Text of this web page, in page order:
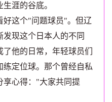
涯的谷底。
这个"问题球员"。但辽
现这个日本人的不同
他的日常，年轻球员们
练定位球。那个曾经自私
享心得："大家共同提